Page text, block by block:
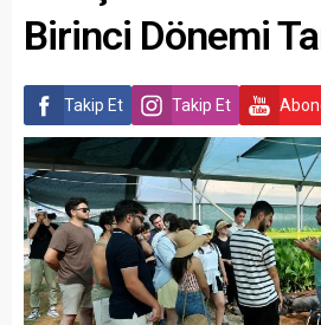
Birinci Dönemi
Takip Et Takip Et